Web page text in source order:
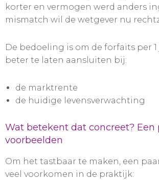
korter en vermogen werd anders
mismatch wil de wetgever nu
De bedoeling is om de forfaits per
beter te laten aansluiten bij:
de marktrente
de huidige levensverwachting
Wat betekent dat concreet? Een
voorbeelden
Om het tastbaar te maken, een
veel voorkomen in de praktijk: